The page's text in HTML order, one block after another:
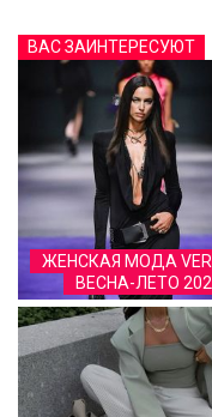
ВАС ЗАИНТЕРЕСУЮТ
ЖЕНСКАЯ МОДА
ВЕСНА-ЛЕТО